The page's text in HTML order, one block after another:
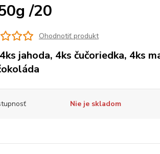
/20
Ohodnotiť produkt
jahoda, 4ks čučoriedka, 4ks
Nie je skladom